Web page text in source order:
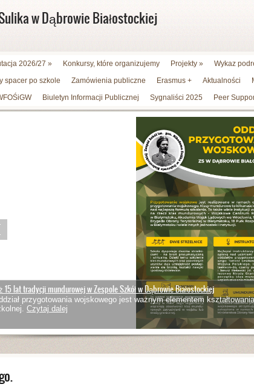
w Dąbrowie Białostockiej
2026/27 » Konkursy, które organizujemy Projekty » Wykaz
spacer po szkole Zamówienia publiczne Erasmus + Aktualności
Biuletyn Informacji Publicznej Sygnaliści 2025 Peer
15 lat tradycji mundurowej w Zespole Szkół w Dąbrowie Białostockiej
przygotowania wojskowego jest ważnym elementem
Czytaj dalej